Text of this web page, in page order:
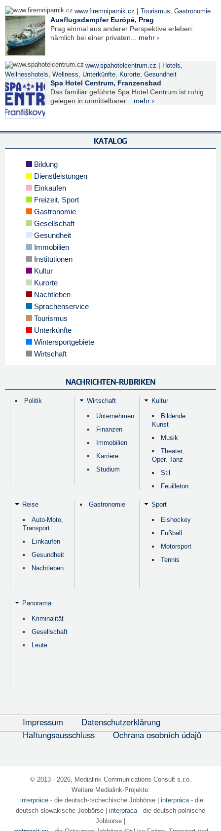
www.firemniparnik.cz | Tourismus, Gastronomie
Ausflugsdampfer Európé, Prag
Prag einmal aus anderer Perspektive erleben:
nämlich bei einer privaten... mehr ›
www.spahotelcentrum.cz | Hotels,
Wellnesshotels, Wellness, Unterkünfte, Kurorte, Gesundheit
Spa Hotel Centrum, Franzensbad
Das familiär geführte Spa Hotel Centrum ist ruhig
gelegen in unmittelbarer... mehr ›
KATALOG
Bildung
Dienstleistungen
Einkaufen
Freizeit, Sport
Gastronomie
Gesellschaft
Gesundheit
Immobilien
Institutionen
Kultur
Kurorte
Nachtleben
Sprachenservice
Tourismus
Unterkünfte
Wintersportgebiete
Wirtschaft
NACHRICHTEN-RUBRIKEN
Politik Wirtschaft
Unternehmen
Finanzen
Immobilien
Karriere
Studium
Kultur
Bildende
Kunst
Musik
Theater,
Oper, Tanz
Stil
Feuilleton
Reise
Auto-Moto,
Transport
Einkaufen
Gesundheit
Nachtleben
Gastronomie Sport
Eishockey
Fußball
Motorsport
Tennis
Panorama
Kriminalität
Gesellschaft
Leute
Impressum
Datenschutzerklärung
Haftungsausschluss
Ochrana osobních údajů
© 2013 - 2026, Medialink Communications Consult s.r.o.
Weitere Medialink-Projekte:
interpráce- die deutsch-tschechische Jobbörse| interpráca- die
deutsch-slowakische Jobbörse | interpraca- die deutsch-polnische
Jobbörse |